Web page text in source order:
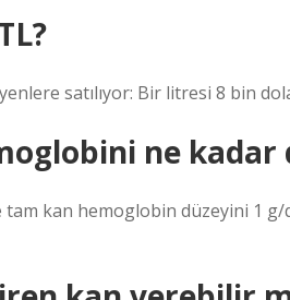
satılıyor: Bir litresi 8 bin
ne kadar
kan hemoglobin düzeyini 1 g/